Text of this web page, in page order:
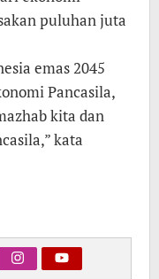
puluhan juta
emas 2045
Pancasila,
kita dan
kata